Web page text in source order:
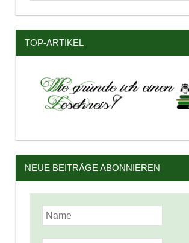
TOP-ARTIKEL
NEUE BEITRÄGE ABONNIEREN